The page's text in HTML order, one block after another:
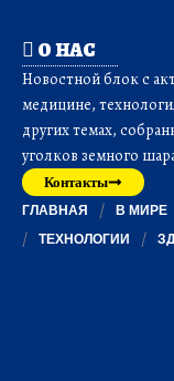
О НАС
Новостной блок с
медицине,
других темах,
уголков земного
Контакты
ГЛАВНАЯ В МИРЕ
ТЕХНОЛОГИИ